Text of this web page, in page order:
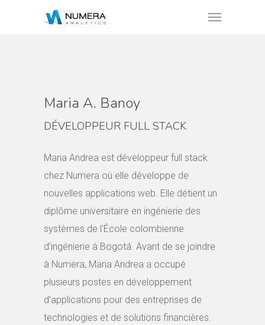
Maria A. Banoy
DÉVELOPPEUR FULL STACK
Maria Andrea est développeur full stack
chez Numera où elle développe de
nouvelles applications web. Elle détient un
diplôme universitaire en ingénierie des
systèmes de l’École colombienne
d’ingénierie à Bogotá. Avant de se joindre
à Numera, Maria Andrea a occupé
plusieurs postes en développement
d’applications pour des entreprises de
technologies et de solutions financières.